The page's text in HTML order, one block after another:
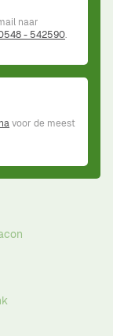
naar
- 542590.
voor de meest